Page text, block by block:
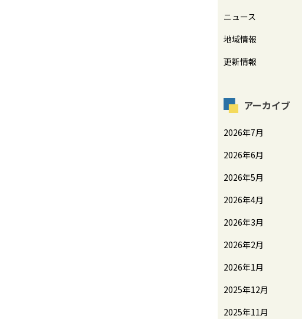
ニュース
地域情報
更新情報
アーカイブ
2026年7月
2026年6月
2026年5月
2026年4月
2026年3月
2026年2月
2026年1月
2025年12月
2025年11月